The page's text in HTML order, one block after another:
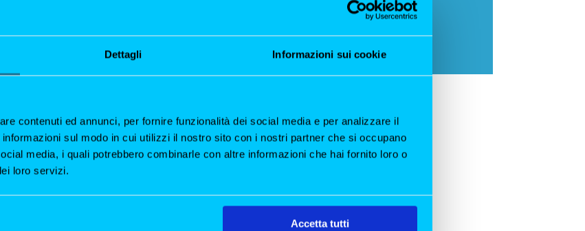
Dettagli Informazioni sui cookie
contenuti ed annunci, per fornire funzionalità dei social media e per analizzare il
sul modo in cui utilizzi il nostro sito con i nostri partner che si occupano
media, i quali potrebbero combinarle con altre informazioni che hai fornito loro o
loro servizi.
Accetta tutti
ristoranti più ricercati propongono: